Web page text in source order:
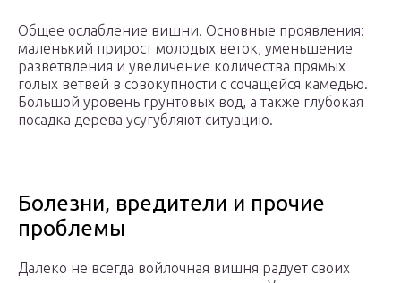
Общее ослабление вишни. Основные проявления:
маленький прирост молодых веток, уменьшение
разветвления и увеличение количества прямых
голых ветвей в совокупности с сочащейся камедью.
Большой уровень грунтовых вод, а также глубокая
посадка дерева усугубляют ситуацию.
Болезни, вредители и прочие
проблемы
Далеко не всегда войлочная вишня радует своих